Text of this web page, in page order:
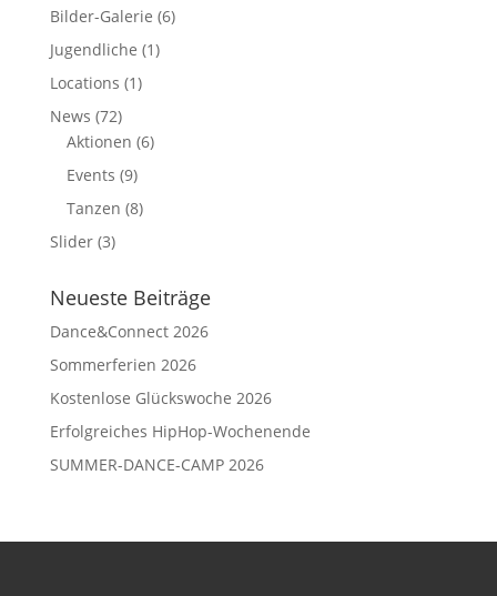
Bilder-Galerie (6)
Jugendliche (1)
Locations (1)
News (72)
Aktionen (6)
Events (9)
Tanzen (8)
Slider(3)
Neueste Beiträge
Dance&Connect 2026
Sommerferien 2026
Kostenlose Glückswoche 2026
Erfolgreiches HipHop-Wochenende
SUMMER-DANCE-CAMP 2026